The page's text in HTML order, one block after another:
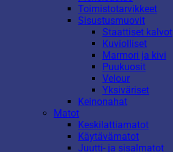
Toimistotarvikkeet
Sisustusmuovit
Staattiset kalvot
Kuviolliset
Marmori ja kivi
Puukuosit
Velour
Yksiväriset
Keinonahat
Matot
Keskilattiamatot
Käytävämatot
Juutti- ja sisalmatot